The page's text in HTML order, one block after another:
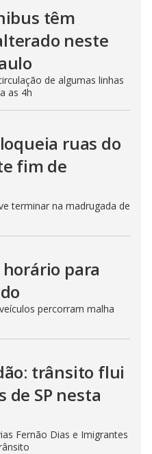
têm
neste
de algumas linhas
as 4h
ruas do
fim de
terminar na madrugada de
para
percorram malha
trânsito flui
de SP nesta
Fernão Dias e Imigrantes